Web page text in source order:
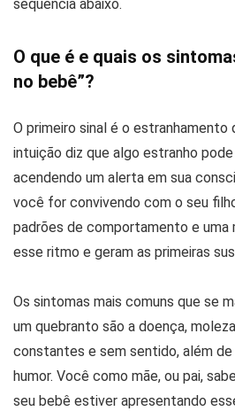
sequência abaixo.
O que é e quais os
no bebê”?
O primeiro sinal é o estranhamento
intuição diz que algo estranho
acendendo um alerta em sua
você for convivendo com o seu
padrões de comportamento e uma
esse ritmo e geram as primeiras
Os sintomas mais comuns que se
um quebranto são a doença,
constantes e sem sentido, além de
humor. Você como mãe, ou pai,
seu bebê estiver apresentando